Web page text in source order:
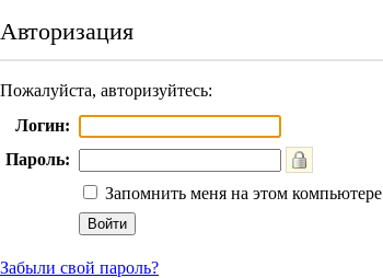
Авторизация
Пожалуйста, авторизуйтесь:
Логин:
Пароль:
Запомнить меня на этом компьютере
Забыли свой пароль?